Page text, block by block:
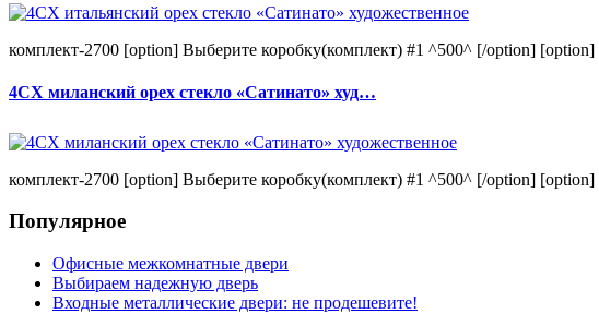
комплект-2700 [option] Выберите коробку(комплект) #1 ^500^ [/option]
4CХ миланский орех стекло «Сатинато» худ…
комплект-2700 [option] Выберите коробку(комплект) #1 ^500^ [/option]
Популярное
Офисные межкомнатные двери
Выбираем надежную дверь
Входные металлические двери: не продешевите!